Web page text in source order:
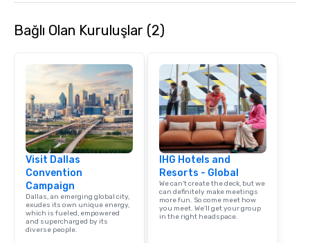
Bağlı Olan Kuruluşlar (2)
Visit Dallas
Convention
Campaign
Dallas, an emerging global city,
exudes its own unique energy,
which is fueled, empowered
and supercharged by its
diverse people.
IHG Hotels and
Resorts - Global
We can't create the deck, but we
can definitely make meetings
more fun. So come meet how
you meet. We'll get your group
in the right headspace.